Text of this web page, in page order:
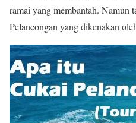
ramai yang membantah. Namun
Pelancongan yang dikenakan